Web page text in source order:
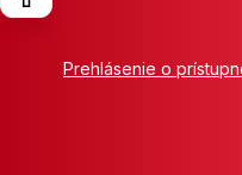
Prehlásenie o